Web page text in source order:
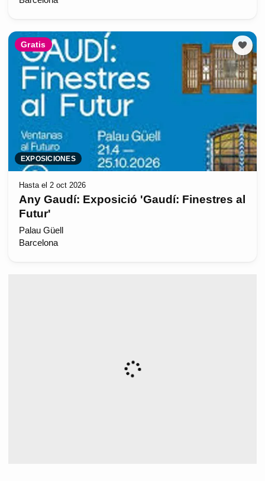
Gratis
EXPOSICIONES
Hasta el 2 oct 2026
Any Gaudí: Exposició 'Gaudí: Finestres al
Futur'
Palau Güell
Barcelona